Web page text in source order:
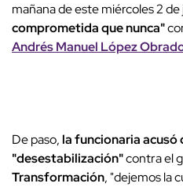
mañana de este miércoles 2
comprometida que nunca"
Andrés Manuel López
De paso,la funcionaria acusó
"desestabilización"contra el
Transformación, "dejemos la